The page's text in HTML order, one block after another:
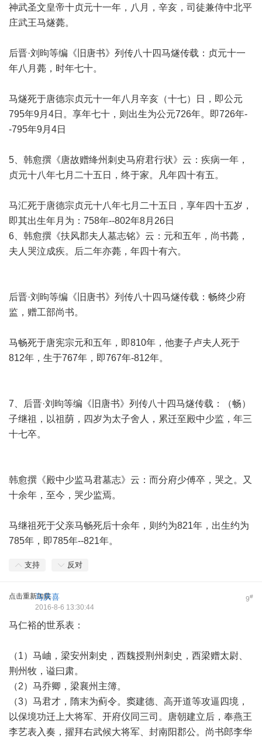
神武圣文皇帝十贞元十一年，八月，辛亥，司徒兼侍中北平
庄武王马燧薨。
后晋·刘昫等编《旧唐书》列传八十四马燧传载：贞元十一
年八月薨，时年七十。
马燧死于唐德宗贞元十一年八月辛亥（十七）日，即公元
795年9月4日。享年七十，则出生为公元726年。即726年-
-795年9月4日
5、韩愈撰《唐故赠绛州刺史马府君行状》云：疾病一年，
贞元十八年七月二十五日，终于家。凡年四十有五。
马汇死于唐德宗贞元十八年七月二十五日，享年四十五岁，
即其出生年月为：758年--802年8月26日
6、韩愈撰《扶风郡夫人墓志铭》云：元和五年，尚书薨，
夫人哭泣成疾。后二年亦薨，年四十有六。
后晋·刘昫等编《旧唐书》列传八十四马燧传载：畅终少府
监，赠工部尚书。
马畅死于唐宪宗元和五年，即810年，他妻子卢夫人死于
812年，生于767年，即767年-812年。
7、后晋·刘昫等编《旧唐书》列传八十四马燧传载：（畅）
子继祖，以祖荫，四岁为太子舍人，累迁至殿中少监，年三
十七卒。
韩愈撰《殿中少监马君墓志》云：而分府少傅卒，哭之。又
十余年，至今，哭少监焉。
马继祖死于父亲马畅死后十余年，则约为821年，出生约为
785年，即785年--821年。
支持 反对
点击重新加载 9#
马庆喜
2016-8-6 13:30:44
马仁裕的世系表：
（1）马岫，梁安州刺史，西魏授荆州刺史，西梁赠太尉、
荆州牧，谥曰肃。
（2）马乔卿，梁襄州主簿。
（3）马君才，隋末为蓟令。窦建德、高开道等攻逼四境，
以保境功迁上大将军、开府仪同三司。唐朝建立后，奉燕王
李艺表入奏，擢拜右武候大将军、封南阳郡公。尚书郎李华